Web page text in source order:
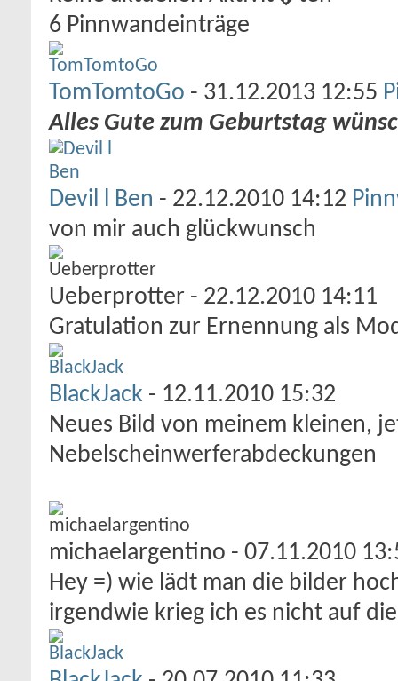
6 Pinnwandeinträge
TomTomtoGo - 31.12.2013 12:55
Alles Gute zum Geburtstag
Devil l Ben - 22.12.2010 14:12
von mir auch glückwunsch
Ueberprotter - 22.12.2010 14:11
Gratulation zur Ernennung als
BlackJack - 12.11.2010 15:32
Neues Bild von meinem kleinen,
Nebelscheinwerferabdeckungen
michaelargentino - 07.11.2010
Hey =) wie lädt man die bilder
irgendwie krieg ich es nicht auf